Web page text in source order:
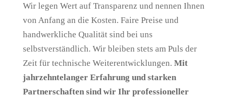
Wir legen Wert auf Transparenz und nennen Ihnen
von Anfang an die Kosten. Faire Preise und
handwerkliche Qualität sind bei uns
selbstverständlich. Wir bleiben stets am Puls der
Zeit für technische Weiterentwicklungen. Mit
jahrzehntelanger Erfahrung und starken
Partnerschaften sind wir Ihr professioneller